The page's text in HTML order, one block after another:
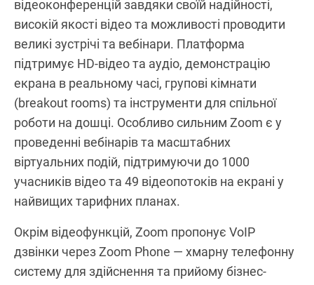
Найкраще
підходить
для
Гібридних
команд,
вебінарів,
VoIP
Користувачів
Google
Workspace
Підприємств
з
підвищеними
вимогами
безпеки
Zoom
Zoom став провідним вибором для
відеоконференцій завдяки своїй надійності,
високій якості відео та можливості проводити
великі зустрічі та вебінари. Платформа
екрана в реальному часі, групові кімнати
(breakout rooms) та інструменти для спільної
роботи на дошці. Особливо сильним Zoom є у